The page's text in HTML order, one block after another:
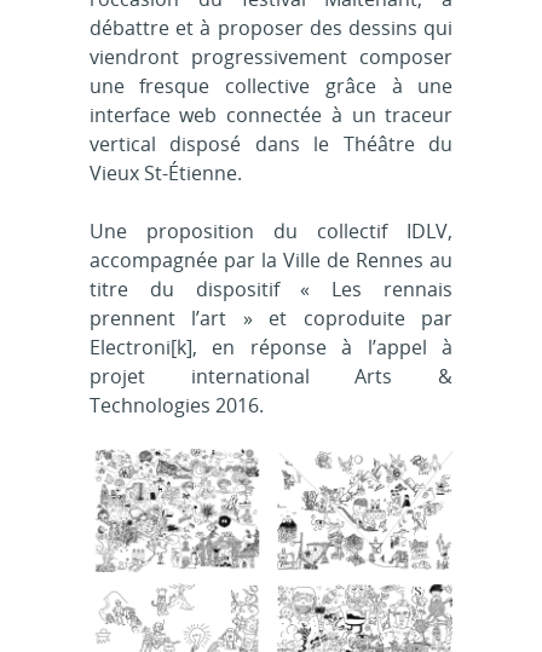
débattre et à proposer des dessins qui
viendront progressivement composer
une fresque collective grâce à une
interface web connectée à un traceur
vertical disposé dans le Théâtre du
Vieux St-Étienne.
Une proposition du collectif IDLV,
accompagnée par la Ville de Rennes au
titre du dispositif « Les rennais
prennent l’art » et coproduite par
Electroni[k], en réponse à l’appel à
projet international Arts &
Technologies 2016.